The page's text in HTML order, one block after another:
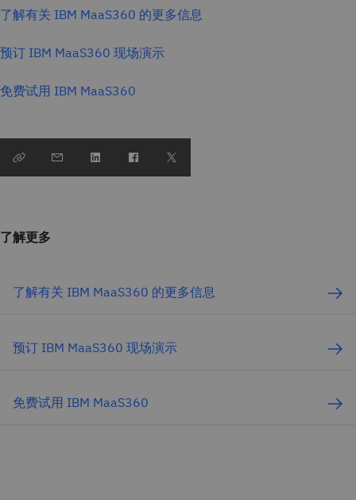
了解有关 IBM MaaS360 的更多信息
预订 IBM MaaS360 现场演示
免费试用 IBM MaaS360
了解更多
了解有关 IBM MaaS360 的更多信息
预订 IBM MaaS360 现场演示
免费试用 IBM MaaS360